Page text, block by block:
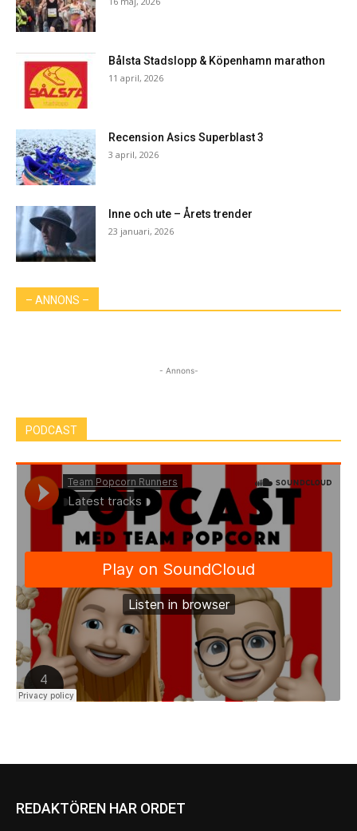
Bålsta Stadslopp & Köpenhamn marathon
11 april, 2026
Recension Asics Superblast 3
3 april, 2026
Inne och ute – Årets trender
23 januari, 2026
– ANNONS –
- Annons-
PODCAST
REDAKTÖREN HAR ORDET